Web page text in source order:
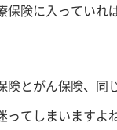
保険に入ってい
険とがん保険、同
ってしまいますよ